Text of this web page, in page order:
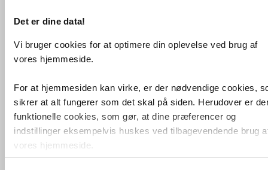
Det er dine data!
Vi bruger cookies for at optimere din oplevelse ved brug af
vores hjemmeside.
For at hjemmesiden kan virke, er der nødvendige cookies,
sikrer at alt fungerer som det skal på siden. Herudover er
funktionelle cookies, som gør, at dine præferencer og
indstillinger eksempelvis huskes ved tilbagevendende brug
vores hjemmeside.
Oras Care 5701Fhåndvaskarmatur
m/håndbruser -Krom
VVS nr. 703898704